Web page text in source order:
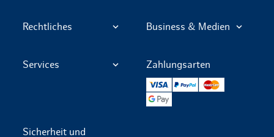
Rechtliches Business & Medien
Services Zahlungsarten
VISA PayPal
Sicherheit und